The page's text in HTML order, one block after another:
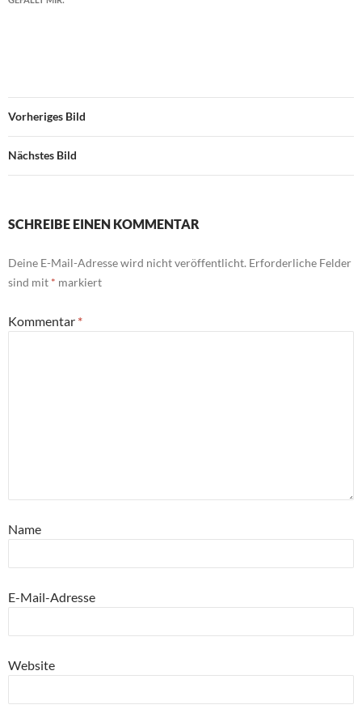
Vorheriges Bild
Nächstes Bild
SCHREIBE EINEN KOMMENTAR
Deine E-Mail-Adresse wird nicht veröffentlicht. Erforderliche Felder
sind mit * markiert
Kommentar *
Name
E-Mail-Adresse
Website